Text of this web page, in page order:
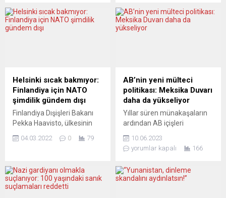
kuşak şimdilerde Almanya
ve yakın çevresinden
hizmetine ihtiyaçları var.
Berlin sokaklarında özel
kıyafetleriyle dikkat çeken
Türkiye kökenli şirketlerin
kuryeleri yeni bir...
başvuru ile müracaat
edebilecek. Avrupa Birliği
içinde birleşik oturum ve
çalışma izni ile uzun vadeli
oturum...
Helsinki sıcak bakmıyor:
Finlandiya için NATO
şimdilik gündem dışı
Finlandiya Dışişleri Bakanı
Pekka Haavisto, ülkesinin
konuşmanın şu anda sırası
gerektiğini söyledi.
Olağanüstü nitelikli NATO
04.03.2022 0 79
AB’nin yeni mülteci
politikası: Meksika Duvarı
daha da yükseliyor
Yıllar süren münakaşaların
ardından AB içişleri
politikasının bir hayli
katılaştırılması konusunda
çoğunluğu, güvenli olduğu
kabul edilen ülkelerden
10.06.2023
yorumlar kapalı
166